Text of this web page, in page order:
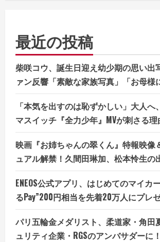
最近の投稿
柴咲コウ、誕生日迎え幼少期の思い出
ァン反響「素敵な家族写真」「お母様
「本気を出すのは恥ずかしい」大人へ
マスイッチ『全力少年』MVが刺さる理
映画『お姉ちゃんの翠くん』特報映像
ュアル解禁！久間田琳加、松本怜生の
ENEOS公式アプリ、はじめてのマイカ
るPay”200円相当を先着20万人にプレ
パリ五輪金メダリスト、柔道家・角田
ュリティ企業・RGSのアンバサダーに